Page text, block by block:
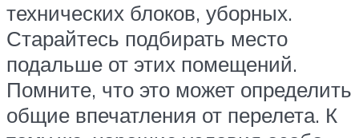
технических блоков, уборных.
Старайтесь подбирать место
подальше от этих помещений.
Помните, что это может определить
общие впечатления от перелета. К